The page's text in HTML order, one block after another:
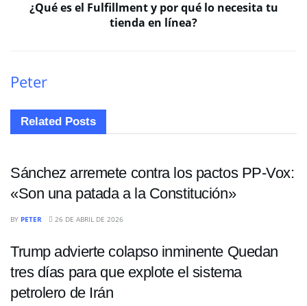
¿Qué es el Fulfillment y por qué lo necesita tu
tienda en línea?
Peter
Related Posts
INTERNACIONALES
Sánchez arremete contra los pactos PP-Vox:
«Son una patada a la Constitución»
BY PETER 26 DE ABRIL DE 2026
Trump advierte colapso inminente Quedan
tres días para que explote el sistema
petrolero de Irán